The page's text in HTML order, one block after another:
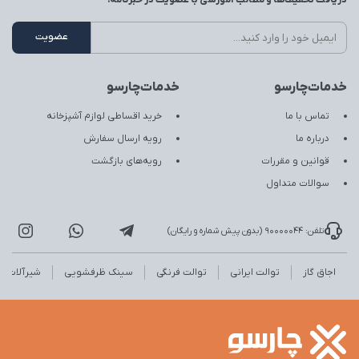
خدمات‌چارسو
تماس با ما
درباره ما
قوانین و مقررات
سوالات متداول
خدمات‌چارسو
خرید اقساطی لوازم آشپزخانه
رویه ارسال سفارش
رویه‌های بازگشت
تلفن: 90000044 (بدون پیش شماره و رایگان)
اجاق گاز توالت ایرانی توالت فرنگی سینک ظرفشویی شیرآلات